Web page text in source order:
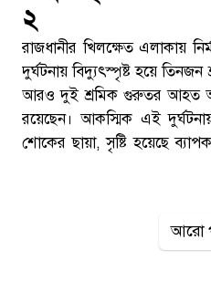
২
রাজধানীর খিলক্ষেত এলাকায়
দুর্ঘটনায় বিদ্যুৎস্পৃষ্ট হয়ে
আরও দুই শ্রমিক গুরুতর আহত
রয়েছেন। আকস্মিক এই
শোকের ছায়া, সৃষ্টি হয়েছে ব্যাপক
তলায় তুলছিলেন। এ সময়আরো